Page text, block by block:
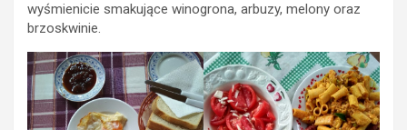
wyśmienicie smakujące winogrona, arbuzy, melony oraz
brzoskwinie.